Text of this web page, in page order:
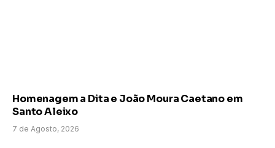
Homenagem a Dita e João Moura Caetano em
Santo Aleixo
7 de Agosto, 2026